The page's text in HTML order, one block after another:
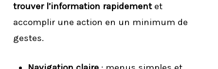
trouver l’information rapidementet
accomplir une action en un minimum de
gestes.